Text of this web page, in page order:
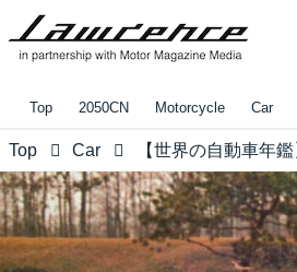
Top 2050CN Motorcycle Car
Top Car